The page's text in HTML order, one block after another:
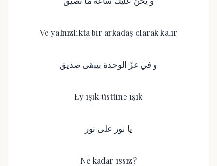
Ve yalnızlıkta bir arkadaş olarak kalır
و في عزّ الوحدة بيبقى صديق
Ey ışık üstüne ışık
يا نور على نور
Ne kadar ıssız?